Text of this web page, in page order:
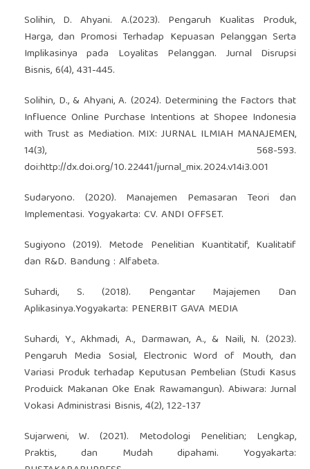
Solihin, D. Ahyani. A.(2023). Pengaruh Kualitas Produk,
Harga, dan Promosi Terhadap Kepuasan Pelanggan Serta
Implikasinya pada Loyalitas Pelanggan. Jurnal Disrupsi
Bisnis, 6(4), 431-445.
Solihin, D., & Ahyani, A. (2024). Determining the Factors that
Influence Online Purchase Intentions at Shopee Indonesia
with Trust as Mediation. MIX: JURNAL ILMIAH MANAJEMEN,
14(3), 568-593.
doi:http://dx.doi.org/10.22441/jurnal_mix.2024.v14i3.001
Sudaryono. (2020). Manajemen Pemasaran Teori dan
Implementasi. Yogyakarta: CV. ANDI OFFSET.
Sugiyono (2019). Metode Penelitian Kuantitatif, Kualitatif
dan R&D. Bandung : Alfabeta.
Suhardi, S. (2018). Pengantar Majajemen Dan
Aplikasinya.Yogyakarta: PENERBIT GAVA MEDIA
Suhardi, Y., Akhmadi, A., Darmawan, A., & Naili, N. (2023).
Pengaruh Media Sosial, Electronic Word of Mouth, dan
Variasi Produk terhadap Keputusan Pembelian (Studi Kasus
Produick Makanan Oke Enak Rawamangun). Abiwara: Jurnal
Vokasi Administrasi Bisnis, 4(2), 122-137
Sujarweni, W. (2021). Metodologi Penelitian; Lengkap,
Praktis, dan Mudah dipahami. Yogyakarta: